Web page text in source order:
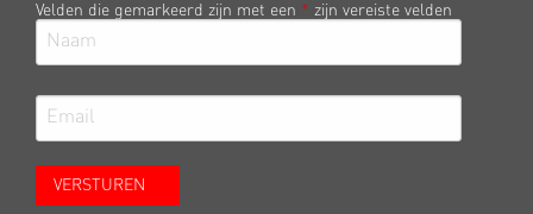
Velden die gemarkeerd zijn met een * zijn vereiste velden